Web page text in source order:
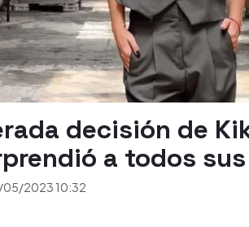
decisión de
a todos
05/2023 10:32